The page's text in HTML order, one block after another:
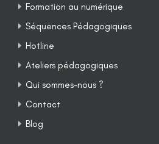
Formation au numérique
Séquences Pédagogiques
Hotline
Ateliers pédagogiques
Qui sommes-nous ?
Contact
Blog